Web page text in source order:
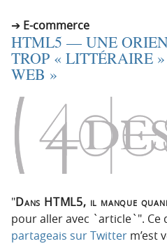
E-commerce
HTML5 — UNE
TROP « LITTÉRAIRE
WEB »
Dans HTML5, il manque
pour aller avec `article` . Ce
partageais sur Twitter m’est